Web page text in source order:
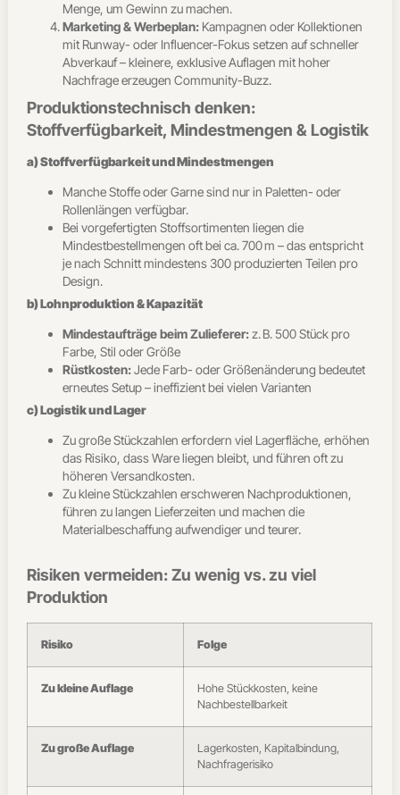
Menge, um Gewinn zu machen.
Marketing & Werbeplan: Kampagnen oder Kollektionen
mit Runway- oder Influencer-Fokus setzen auf schneller
Abverkauf – kleinere, exklusive Auflagen mit hoher
Nachfrage erzeugen Community-Buzz.
Produktionstechnisch denken:
Stoffverfügbarkeit, Mindestmengen & Logistik
a) Stoffverfügbarkeit und Mindestmengen
Manche Stoffe oder Garne sind nur in Paletten- oder
Rollenlängen verfügbar.
Bei vorgefertigten Stoffsortimenten liegen die
Mindestbestellmengen oft bei ca. 700 m – das entspricht
je nach Schnitt mindestens 300 produzierten Teilen pro
Design.
b) Lohnproduktion & Kapazität
Mindestaufträge beim Zulieferer:z. B. 500 Stück pro
Farbe, Stil oder Größe
Rüstkosten:Jede Farb- oder Größenänderung bedeutet
erneutes Setup – ineffizient bei vielen Varianten
c) Logistik und Lager
Zu große Stückzahlen erfordern viel Lagerfläche, erhöhen
das Risiko, dass Ware liegen bleibt, und führen oft zu
höheren Versandkosten.
Zu kleine Stückzahlen erschweren Nachproduktionen,
führen zu langen Lieferzeiten und machen die
Materialbeschaffung aufwendiger und teurer.
Risiken vermeiden: Zu wenig vs. zu viel
Produktion
Risiko Folge
Zu kleine Auflage
Hohe Stückkosten, keine
Nachbestellbarkeit
Zu große Auflage
Lagerkosten, Kapitalbindung,
Nachfragerisiko